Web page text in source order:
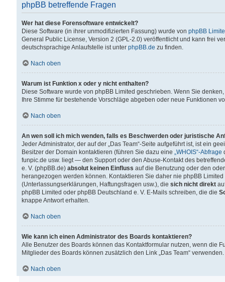
phpBB betreffende Fragen
Wer hat diese Forensoftware entwickelt?
Diese Software (in ihrer unmodifizierten Fassung) wurde von phpBB
General Public License, Version 2 (GPL-2.0) veröffentlicht und kann frei
deutschsprachige Anlaufstelle ist unter phpBB.de zu finden.
Nach oben
Warum ist Funktion x oder y nicht enthalten?
Diese Software wurde von phpBB Limited geschrieben. Wenn Sie
Ihre Stimme für bestehende Vorschläge abgeben oder neue Funktionen
Nach oben
An wen soll ich mich wenden, falls es Beschwerden oder juristische
Jeder Administrator, der auf der „Das Team“-Seite aufgeführt ist, ist ein
Besitzer der Domain kontaktieren (führen Sie dazu eine „WHOIS“-Abfrage
funpic.de usw. liegt — den Support oder den Abuse-Kontakt des
e. V. (phpBB.de) absolut keinen Einfluss auf die Benutzung oder den
herangezogen werden können. Kontaktieren Sie daher nie phpBB
(Unterlassungserklärungen, Haftungsfragen usw.), die sich nicht direkt
phpBB Limited oder phpBB Deutschland e. V. E-Mails schreiben, die die
knappe Antwort erhalten.
Nach oben
Wie kann ich einen Administrator des Boards kontaktieren?
Alle Benutzer des Boards können das Kontaktformular nutzen, wenn die
Mitglieder des Boards können zusätzlich den Link „Das Team“ verwenden.
Nach oben